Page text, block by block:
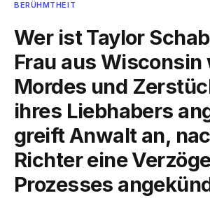
BERÜHMTHEIT
Wer ist Taylor
Frau aus Wisconsin
Mordes und
ihres Liebhabers
greift Anwalt an,
Richter eine
Prozesses